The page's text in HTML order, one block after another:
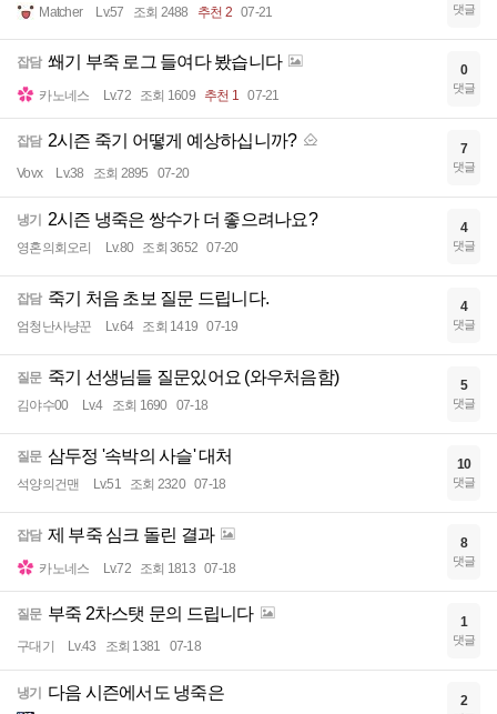
Matcher Lv.57 조회 2488 추천 2 07-21 댓글
잡담 쐐기 부죽 로그 들여다 봤습니다
카노네스 Lv.72 조회 1609 추천 1 07-21
0
댓글
잡담 2시즌 죽기 어떻게 예상하십니까?
Vovx Lv.38 조회 2895 07-20
7
댓글
냉기 2시즌 냉죽은 쌍수가 더 좋으려나요?
영혼의회오리 Lv.80 조회 3652 07-20
4
댓글
잡담 죽기 처음 초보 질문 드립니다.
엄청난사냥꾼 Lv.64 조회 1419 07-19
4
댓글
질문 죽기 선생님들 질문있어요 (와우처음함)
김야수00 Lv.4 조회 1690 07-18
5
댓글
질문 삼두정 '속박의 사슬' 대처
석양의건맨 Lv.51 조회 2320 07-18
10
댓글
잡담 제 부죽 심크 돌린 결과
카노네스 Lv.72 조회 1813 07-18
8
댓글
질문 부죽 2차스탯 문의 드립니다
구대기 Lv.43 조회 1381 07-18
1
댓글
냉기 다음 시즌에서도 냉죽은 2